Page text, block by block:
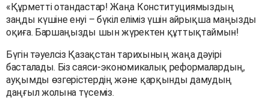
«Құрметті отандастар! Жаңа Конституциямыздың
заңды күшіне енуі – бүкіл еліміз үшін айрықша маңызды
оқиға. Баршаңызды шын жүректен құттықтаймын!
Бүгін тәуелсіз Қазақстан тарихының жаңа дәуірі
басталады. Біз саяси-экономикалық реформалардың,
ауқымды өзгерістердің және қарқынды дамудың
даңғыл жолына түсеміз.